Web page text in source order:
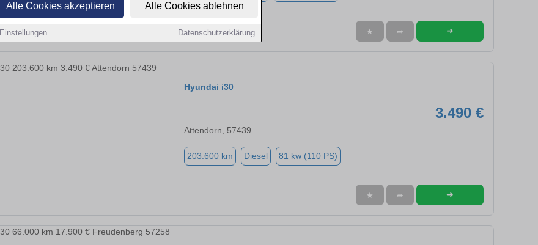
Alle Cookies akzeptieren Alle Cookies ablehnen
Einstellungen Datenschutzerklärung ★ ➦ ➜
Hyundai i30
3.490 €
Attendorn, 57439
203.600 km Diesel 81 kw (110 PS)
★ ➦ ➜